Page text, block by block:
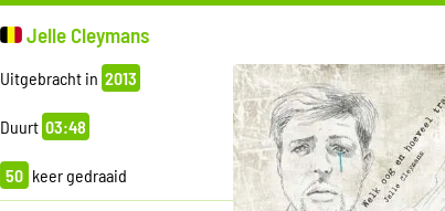
Jelle Cleymans
Uitgebracht in 2013
Duurt 03:48
50 keer gedraaid